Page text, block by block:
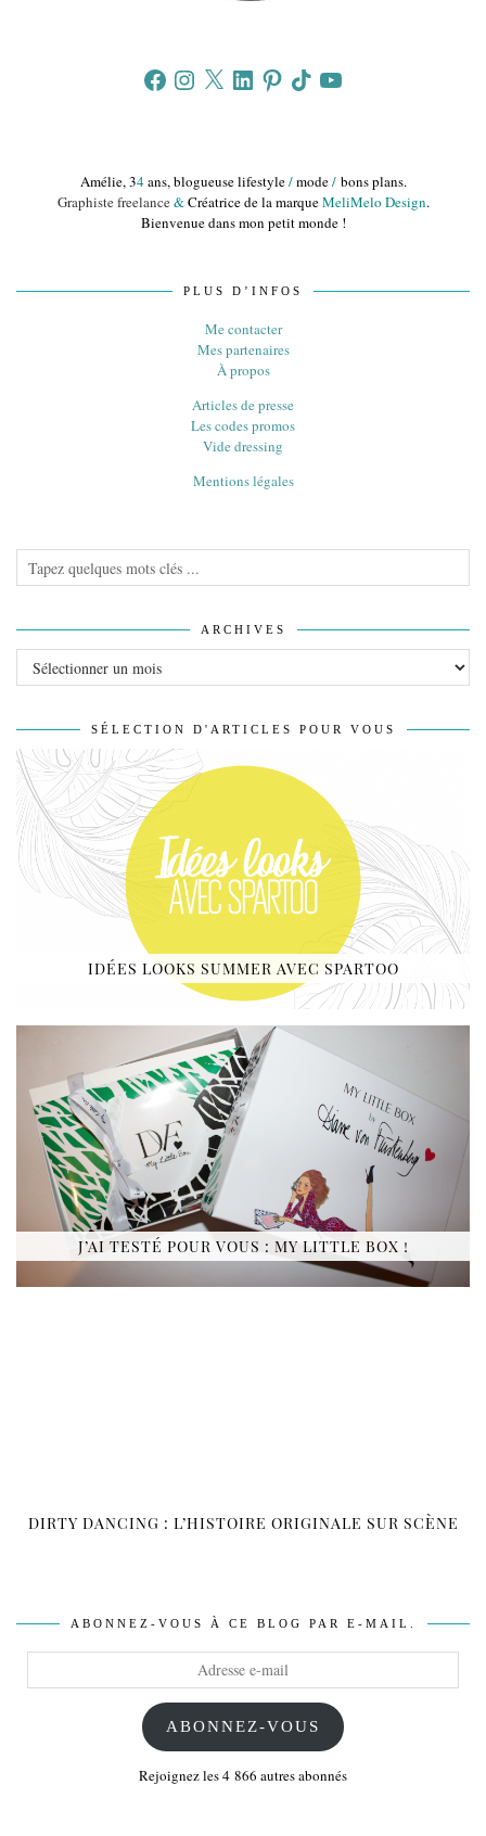
FacebookInstagram
X LinkedInPinterestTikTokYouTube
Amélie, 34ans, blogueuse lifestyle/mode/bons plans.
Graphiste freelance&Créatrice de la marqueMeliMelo Design.
Bienvenue dans mon petit monde !
PLUS D’INFOS
Me contacter
Mes partenaires
À propos
Articles de presse
Les codes promos
Vide dressing
Mentions légales
ARCHIVES
SÉLECTION D'ARTICLES POUR VOUS
IDÉES LOOKS SUMMER AVEC SPARTOO
J’AI TESTÉ POUR VOUS : MY LITTLE BOX !
DIRTY DANCING : L’HISTOIRE ORIGINALE SUR SCÈNE
ABONNEZ-VOUS À CE BLOG PAR E-MAIL.
ABONNEZ-VOUS
Rejoignez les 4 866 autres abonnés